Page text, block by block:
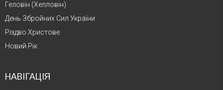
Геловін (Хелловін)
День Збройних Сил України
Різдво Христове
Новий Рік
НАВІГАЦІЯ